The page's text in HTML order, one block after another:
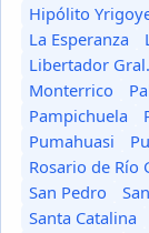
Hipólito
La Esperanza
Libertador
Monterrico
Pampichuela
Pumahuasi
Rosario de Río
San Pedro
Santa Catalina